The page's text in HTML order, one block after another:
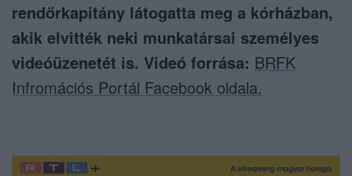
rendőrkapitány látogatta meg a kórházban,
akik elvitték neki munkatársai személyes
videóüzenetét is. Videó forrása: BRFK
Infromációs Portál Facebook oldala.